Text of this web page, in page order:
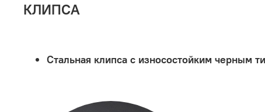
КЛИПСА
Стальная клипса с износостойким черным